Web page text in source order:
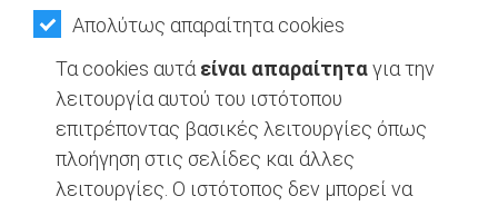
Απολύτως απαραίτητα cookies
Τα cookies αυτά είναι απαραίτηταγια την
λειτουργία αυτού του ιστότοπου
επιτρέποντας βασικές λειτουργίες όπως
πλοήγηση στις σελίδες και άλλες
λειτουργίες. Ο ιστότοπος δεν μπορεί να